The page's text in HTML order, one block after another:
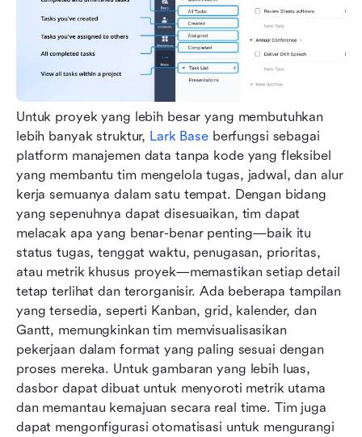
Untuk proyek yang lebih besar yang membutuhkan
lebih banyak struktur, Lark Base berfungsi sebagai
platform manajemen data tanpa kode yang fleksibel
yang membantu tim mengelola tugas, jadwal, dan alur
kerja semuanya dalam satu tempat. Dengan bidang
yang sepenuhnya dapat disesuaikan, tim dapat
melacak apa yang benar-benar penting—baik itu
status tugas, tenggat waktu, penugasan, prioritas,
atau metrik khusus proyek—memastikan setiap detail
tetap terlihat dan terorganisir. Ada beberapa tampilan
yang tersedia, seperti Kanban, grid, kalender, dan
Gantt, memungkinkan tim memvisualisasikan
pekerjaan dalam format yang paling sesuai dengan
proses mereka. Untuk gambaran yang lebih luas,
dasbor dapat dibuat untuk menyoroti metrik utama
dan memantau kemajuan secara real time. Tim juga
dapat mengonfigurasi otomatisasi untuk mengurangi